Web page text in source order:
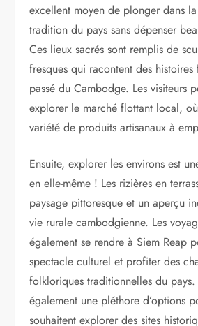
excellent moyen de plonger dans
tradition du pays sans dépenser
Ces lieux sacrés sont remplis de
fresques qui racontent des histoires
passé du Cambodge. Les visiteurs
explorer le marché flottant local,
variété de produits artisanaux à
Ensuite, explorer les environs est
en elle-même ! Les rizières en
paysage pittoresque et un aperçu
vie rurale cambodgienne. Les
également se rendre à Siem Reap
spectacle culturel et profiter des
folkloriques traditionnelles du
également une pléthore d’options
souhaitent explorer des sites